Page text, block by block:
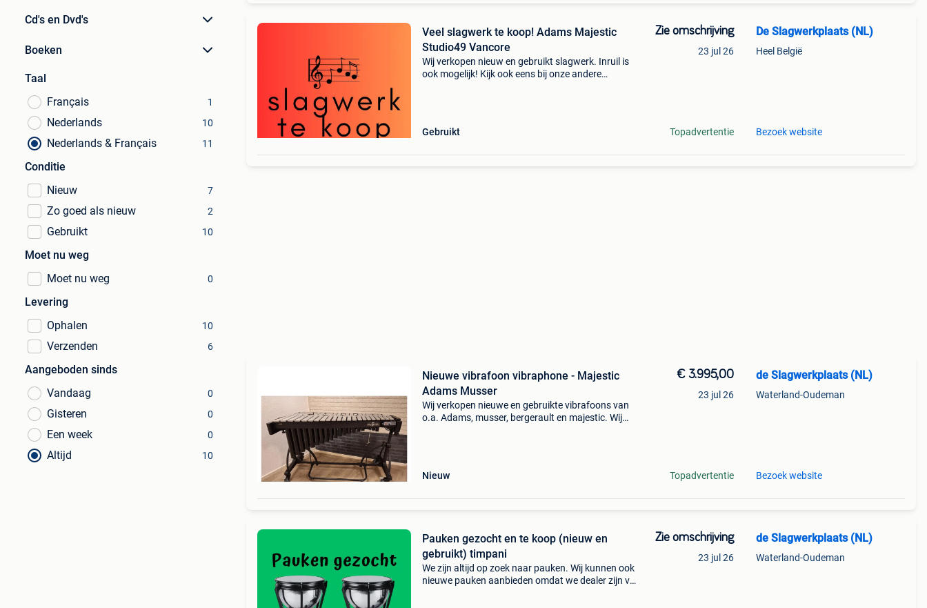
Cd's en Dvd's
Boeken
Taal
Français
1
Nederlands 10
Nederlands & Français 11
Conditie
Nieuw
7
Zo goed als nieuw 2
Gebruikt 10
Moet nu weg
Moet nu weg
0
Levering
Ophalen
10
Verzenden 6
Aangeboden sinds
Vandaag
0
Gisteren 0
Een week 0
Altijd 10
Veel slagwerk te koop! Adams Majestic
Studio49 Vancore
Wij verkopen nieuw en gebruikt slagwerk. Inruil is
ook mogelijk! Kijk ook eens bij onze andere
Gebruikt
Zie omschrijving
23 jul 26
Topadvertentie
De Slagwerkplaats (NL)
Heel België
Bezoek website
Nieuwe vibrafoon vibraphone - Majestic
Adams Musser
Wij verkopen nieuwe en gebruikte vibrafoons van
o.a. Adams, musser, bergerault en majestic. Wij
Nieuw
€ 3.995,00
23 jul 26
Topadvertentie
de Slagwerkplaats (NL)
Waterland-Oudeman
Bezoek website
Pauken gezocht en te koop (nieuw en
gebruikt) timpani
We zijn altijd op zoek naar pauken. Wij kunnen ook
nieuwe pauken aanbieden omdat we dealer zijn van
Zie omschrijving
23 jul 26
de Slagwerkplaats (NL)
Waterland-Oudeman